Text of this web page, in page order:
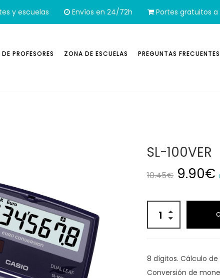
y escuelas Envíos en 24/72h Portes gratuitos
PROFESORES ZONA DE ESCUELAS PREGUNTAS FRECUENTES
SL-100VER
10.45€ El
9.90€
8 dígitos. Cálculo de
Conversión de